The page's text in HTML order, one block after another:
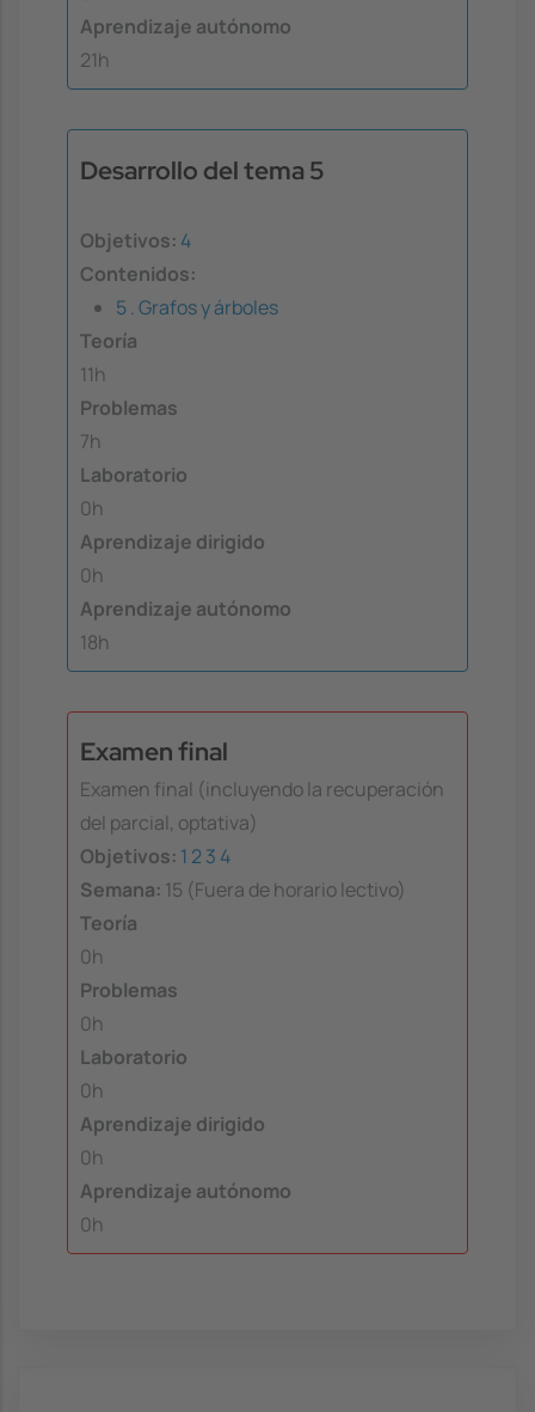
Aprendizaje autónomo
21h
Desarrollo del tema 5
Objetivos: 4
Contenidos:
5 . Grafos y árboles
Teoría
11h
Problemas
7h
Laboratorio
0h
Aprendizaje dirigido
0h
Aprendizaje autónomo
18h
Examen final
Examen final (incluyendo la recuperación
del parcial, optativa)
Objetivos: 1 23 4
Semana: 15 (Fuera de horario lectivo)
Teoría
0h
Problemas
0h
Laboratorio
0h
Aprendizaje dirigido
0h
Aprendizaje autónomo
0h